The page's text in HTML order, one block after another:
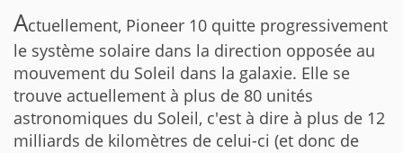
Actuellement, Pioneer 10 quitte progressivement
le système solaire dans la direction opposée au
mouvement du Soleil dans la galaxie. Elle se
trouve actuellement à plus de 80 unités
astronomiques du Soleil, c'est à dire à plus de 12
milliards de kilomètres de celui-ci (et donc de